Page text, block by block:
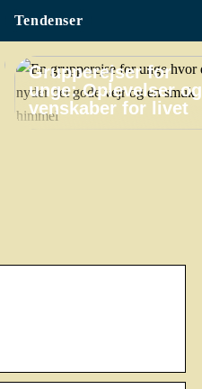
Tendenser
Grupperejser for
unge: Oplevelser og
venskaber for livet